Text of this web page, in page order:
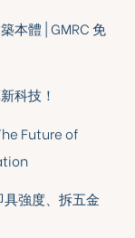
本體 | GMRC 免
科技！
Future of
強度、拆五金